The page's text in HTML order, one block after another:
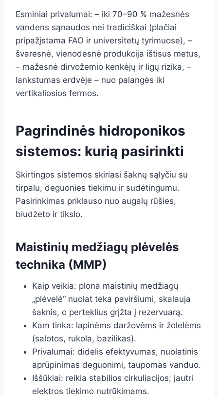
Esminiai privalumai: – iki 70–90 % mažesnės
vandens sąnaudos nei tradiciškai (plačiai
pripažįstama FAO ir universitetų tyrimuose), –
švaresnė, vienodesnė produkcija ištisus metus,
– mažesnė dirvožemio kenkėjų ir ligų rizika, –
lankstumas erdvėje – nuo palangės iki
vertikaliosios fermos.
Pagrindinės hidroponikos
sistemos: kurią pasirinkti
Skirtingos sistemos skiriasi šaknų sąlyčiu su
tirpalu, deguonies tiekimu ir sudėtingumu.
Pasirinkimas priklauso nuo augalų rūšies,
biudžeto ir tikslo.
Maistinių medžiagų plėvelės
technika (MMP)
Kaip veikia: plona maistinių medžiagų
„plėvelė“ nuolat teka paviršiumi, skalauja
šaknis, o perteklius grįžta į rezervuarą.
Kam tinka: lapinėms daržovėms ir žolelėms
(salotos, rukola, bazilikas).
Privalumai: didelis efektyvumas, nuolatinis
aprūpinimas deguonimi, taupomas vanduo.
Iššūkiai: reikia stabilios cirkuliacijos; jautri
elektros tiekimo nutrūkimams.